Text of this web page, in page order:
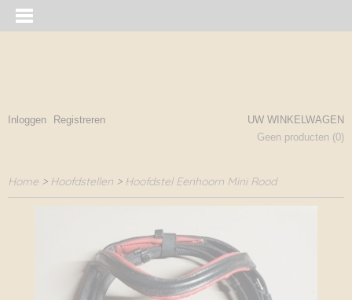
Inloggen Registreren
UW WINKELWAGEN
Geen producten (0)
Home > Hoofdstellen > Hoofdstel Eenhoorn Mini Rood